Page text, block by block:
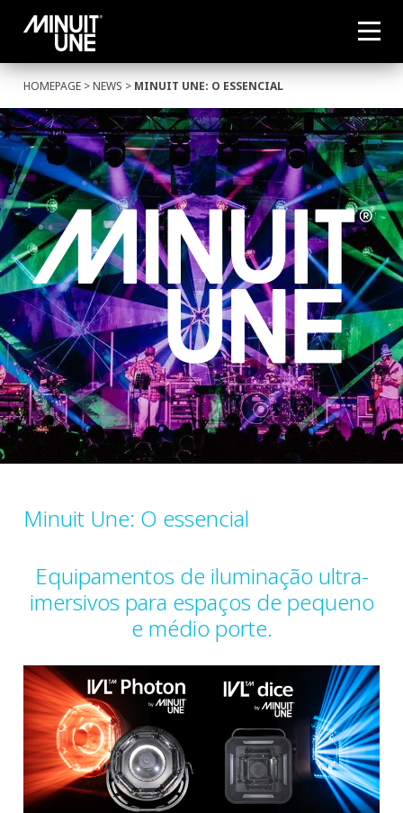
HOMEPAGE >NEWS > MINUIT UNE: O ESSENCIAL
Minuit Une: O essencial
Equipamentos de iluminação ultra-
imersivos para espaços de pequeno
e médio porte.